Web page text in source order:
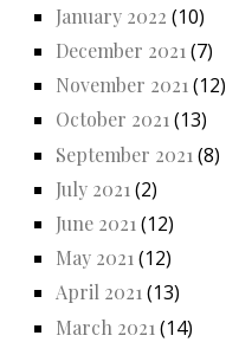
January 2022 (10)
December 2021 (7)
November 2021(12)
October 2021(13)
September 2021 (8)
July 2021 (2)
June 2021 (12)
May 2021 (12)
April 2021(13)
March 2021 (14)